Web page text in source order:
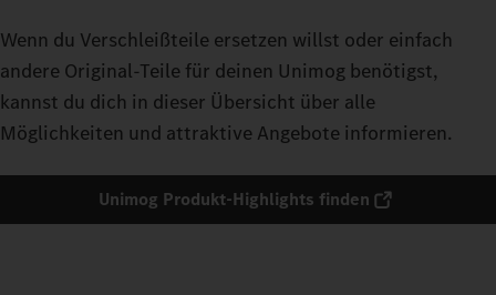
Wenn du Verschleißteile ersetzen willst oder einfach
andere Original-Teile für deinen Unimog benötigst,
kannst du dich in dieser Übersicht über alle
Möglichkeiten und attraktive Angebote informieren.
Unimog Produkt-Highlights finden